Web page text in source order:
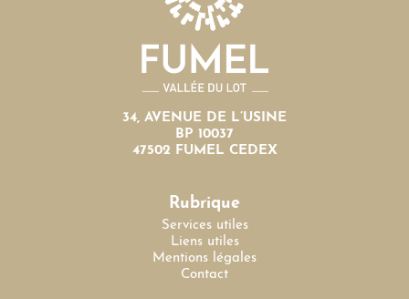
34, AVENUE DE L’USINE
BP 10037
47502 FUMEL CEDEX
Rubrique
Services utiles
Liens utiles
Mentions légales
Contact